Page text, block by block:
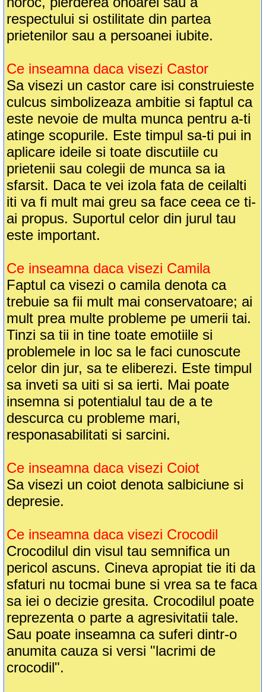
respectului si ostilitate din partea
prietenilor sau a persoanei iubite.
Ce inseamna daca visezi Castor
Sa visezi un castor care isi construieste
culcus simbolizeaza ambitie si faptul ca
este nevoie de multa munca pentru a-ti
atinge scopurile. Este timpul sa-ti pui in
aplicare ideile si toate discutiile cu
prietenii sau colegii de munca sa ia
sfarsit. Daca te vei izola fata de ceilalti
iti va fi mult mai greu sa face ceea ce ti-
ai propus. Suportul celor din jurul tau
este important.
Ce inseamna daca visezi Camila
Faptul ca visezi o camila denota ca
trebuie sa fii mult mai conservatoare; ai
mult prea multe probleme pe umerii tai.
Tinzi sa tii in tine toate emotiile si
problemele in loc sa le faci cunoscute
celor din jur, sa te eliberezi. Este timpul
sa inveti sa uiti si sa ierti. Mai poate
insemna si potentialul tau de a te
descurca cu probleme mari,
responasabilitati si sarcini.
Ce inseamna daca visezi Coiot
Sa visezi un coiot denota salbiciune si
depresie.
Ce inseamna daca visezi Crocodil
Crocodilul din visul tau semnifica un
pericol ascuns. Cineva apropiat tie iti da
sfaturi nu tocmai bune si vrea sa te faca
sa iei o decizie gresita. Crocodilul poate
reprezenta o parte a agresivitatii tale.
Sau poate inseamna ca suferi dintr-o
anumita cauza si versi "lacrimi de
crocodil".